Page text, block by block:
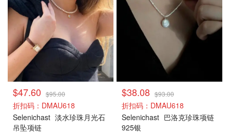
$47.60 $95.00
折扣码：DMAU618
Selenichast 淡水珍珠月光石
吊坠项链
$38.08 $93.00
折扣码：DMAU618
Selenichast 巴洛克珍珠项链
925银